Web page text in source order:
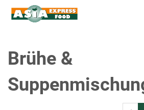
Brühe &